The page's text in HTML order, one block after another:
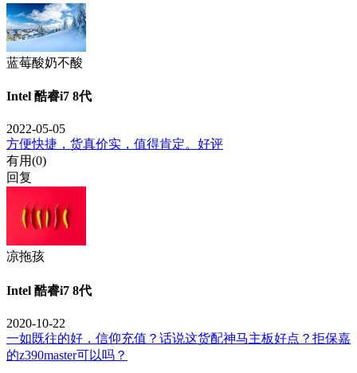
蓝莓酸奶不酸
Intel 酷睿i7 8代
2022-05-05
方便快捷，货真价实，值得肯定。好评
有用(0)
回复
凉拖孩
Intel 酷睿i7 8代
2020-10-22
一如既往的好，信仰充值？话说这货配神马主板好点？拒保嘉
的z390master可以吗？